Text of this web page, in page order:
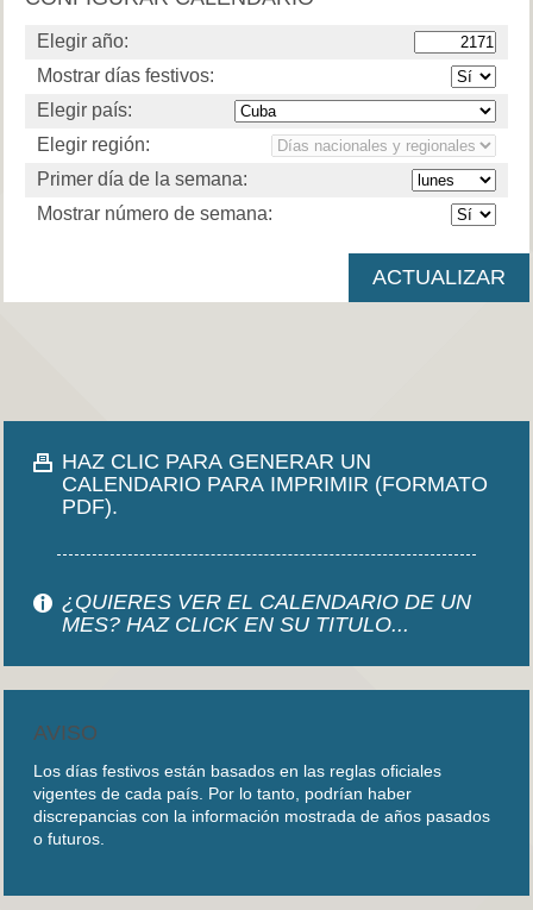
Elegir año:
Mostrar días festivos:
Elegir país:
Elegir región:
Primer día de la semana:
Mostrar número de semana:
HAZ CLIC PARA GENERAR UN
CALENDARIO PARA IMPRIMIR (FORMATO
PDF).
¿QUIERES VER EL CALENDARIO DE UN
MES? HAZ CLICK EN SU TITULO...
AVISO
Los días festivos están basados en las reglas oficiales
vigentes de cada país. Por lo tanto, podrían haber
discrepancias con la información mostrada de años pasados
o futuros.